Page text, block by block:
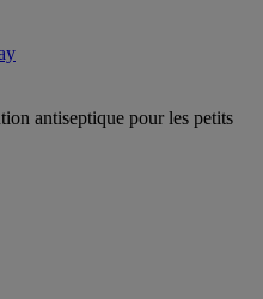
antiseptique pour les petits